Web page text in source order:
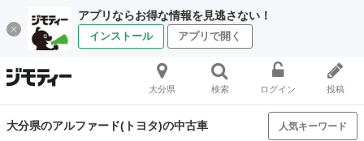
アプリならお得な情報を見逃さない！
インストール アプリで開く
大分県 検索 ログイン 投稿
大分県のアルファード(トヨタ)の中古車 人気キーワード